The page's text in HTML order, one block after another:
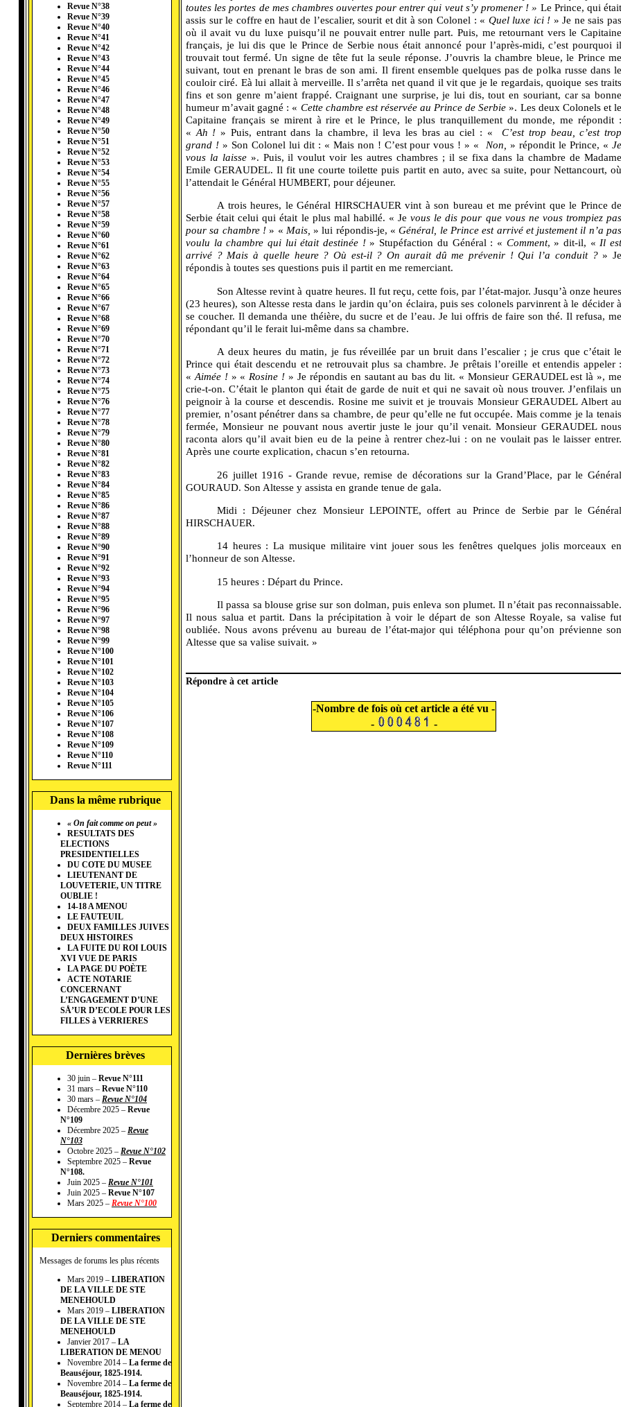
Revue N°38
Revue N°39
Revue N°40
Revue N°41
Revue N°42
Revue N°43
Revue N°44
Revue N°45
Revue N°46
Revue N°47
Revue N°48
Revue N°49
Revue N°50
Revue N°51
Revue N°52
Revue N°53
Revue N°54
Revue N°55
Revue N°56
Revue N°57
Revue N°58
Revue N°59
Revue N°60
Revue N°61
Revue N°62
Revue N°63
Revue N°64
Revue N°65
Revue N°66
Revue N°67
Revue N°68
Revue N°69
Revue N°70
Revue N°71
Revue N°72
Revue N°73
Revue N°74
Revue N°75
Revue N°76
Revue N°77
Revue N°78
Revue N°79
Revue N°80
Revue N°81
Revue N°82
Revue N°83
Revue N°84
Revue N°85
Revue N°86
Revue N°87
Revue N°88
Revue N°89
Revue N°90
Revue N°91
Revue N°92
Revue N°93
Revue N°94
Revue N°95
Revue N°96
Revue N°97
Revue N°98
Revue N°99
Revue N°100
Revue N°101
Revue N°102
Revue N°103
Revue N°104
Revue N°105
Revue N°106
Revue N°107
Revue N°108
Revue N°109
Revue N°110
Revue N°111
Dans la même rubrique
« On fait comme on peut »
RESULTATS DES
ELECTIONS
PRESIDENTIELLES
DU COTE DU MUSEE
LIEUTENANT DE
LOUVETERIE, UN TITRE
OUBLIE !
14-18 A MENOU
LE FAUTEUIL
DEUX FAMILLES JUIVES
DEUX HISTOIRES
LA FUITE DU ROI LOUIS
XVI VUE DE PARIS
LA PAGE DU POÈTE
ACTE NOTARIE
CONCERNANT
L’ENGAGEMENT D’UNE
SÅ’UR D’ECOLE POUR LES
FILLES à VERRIERES
Dernières brèves
30 juin – Revue N°111
31 mars – Revue N°110
30 mars – Revue N°104
Décembre 2025 – Revue
N°109
Décembre 2025 – Revue
N°103
Octobre 2025 – Revue N°102
Septembre 2025 – Revue
N°108.
Juin 2025 – Revue N°101
Juin 2025 – Revue N°107
Mars 2025 – Revue N°100
Derniers commentaires
Messages de forums les plus récents
Mars 2019 – LIBERATION
DE LA VILLE DE STE
MENEHOULD
Mars 2019 – LIBERATION
DE LA VILLE DE STE
MENEHOULD
Janvier 2017 – LA
LIBERATION DE MENOU
Novembre 2014 – La ferme de
Beauséjour, 1825-1914.
Novembre 2014 – La ferme de
Beauséjour, 1825-1914.
Septembre 2014 – La ferme de
toutes les portes de mes chambres ouvertes pour entrer qui veut s’y promener ! » Le Prince, qui était
assis sur le coffre en haut de l’escalier, sourit et dit à son Colonel : « Quel luxe ici ! » Je ne sais pas
où il avait vu du luxe puisqu’il ne pouvait entrer nulle part. Puis, me retournant vers le Capitaine
français, je lui dis que le Prince de Serbie nous était annoncé pour l’après-midi, c’est pourquoi il
trouvait tout fermé. Un signe de tête fut la seule réponse. J’ouvris la chambre bleue, le Prince me
suivant, tout en prenant le bras de son ami. Il firent ensemble quelques pas de polka russe dans le
couloir ciré. Eà lui allait à merveille. Il s’arrêta net quand il vit que je le regardais, quoique ses traits
fins et son genre m’aient frappé. Craignant une surprise, je lui dis, tout en souriant, car sa bonne
humeur m’avait gagné : « Cette chambre est réservée au Prince de Serbie ». Les deux Colonels et le
Capitaine français se mirent à rire et le Prince, le plus tranquillement du monde, me répondit :
« Ah ! » Puis, entrant dans la chambre, il leva les bras au ciel : «
C’est trop beau, c’est trop
grand !» Son Colonel lui dit : « Mais non ! C’est pour vous ! » « Non, » répondit le Prince, «Je
vous la laisse». Puis, il voulut voir les autres chambres ; il se fixa dans la chambre de Madame
Emile GERAUDEL. Il fit une courte toilette puis partit en auto, avec sa suite, pour Nettancourt, où
l’attendait le Général HUMBERT, pour déjeuner.
A trois heures, le Général HIRSCHAUER vint à son bureau et me prévint que le Prince de
Serbie était celui qui était le plus mal habillé. « Je vous le dis pour que vous ne vous trompiez pas
pour sa chambre !» « Mais, » lui répondis-je, «Général, le Prince est arrivé et justement il n’a pas
voulu la chambre qui lui était destinée !» Stupéfaction du Général : « Comment, » dit-il, «Il
arrivé ? Mais à quelle heure ? Où est-il ? On aurait dû me prévenir ! Qui l’a conduit ?» Je
répondis à toutes ses questions puis il partit en me remerciant.
Son Altesse revint à quatre heures. Il fut reçu, cette fois, par l’état-major. Jusqu’à onze heures
(23 heures), son Altesse resta dans le jardin qu’on éclaira, puis ses colonels parvinrent à le décider à
se coucher. Il demanda une théière, du sucre et de l’eau. Je lui offris de faire son thé. Il refusa, me
répondant qu’il le ferait lui-même dans sa chambre.
A deux heures du matin, je fus réveillée par un bruit dans l’escalier ; je crus que c’était le
Prince qui était descendu et ne retrouvait plus sa chambre. Je prêtais l’oreille et entendis appeler :
« Aimée !» « Rosine ! » Je répondis en sautant au bas du lit. « Monsieur GERAUDEL est là », me
crie-t-on. C’était le planton qui était de garde de nuit et qui ne savait où nous trouver. J’enfilais un
peignoir à la course et descendis. Rosine me suivit et je trouvais Monsieur GERAUDEL Albert au
premier, n’osant pénétrer dans sa chambre, de peur qu’elle ne fut occupée. Mais comme je la tenais
fermée, Monsieur ne pouvant nous avertir juste le jour qu’il venait. Monsieur GERAUDEL nous
raconta alors qu’il avait bien eu de la peine à rentrer chez-lui : on ne voulait pas le laisser entrer.
Après une courte explication, chacun s’en retourna.
26 juillet 1916 - Grande revue, remise de décorations sur la Grand’Place, par le Général
GOURAUD. Son Altesse y assista en grande tenue de gala.
Midi : Déjeuner chez Monsieur LEPOINTE, offert au Prince de Serbie par le Général
HIRSCHAUER.
14 heures : La musique militaire vint jouer sous les fenêtres quelques jolis morceaux en
l’honneur de son Altesse.
15 heures : Départ du Prince.
Il passa sa blouse grise sur son dolman, puis enleva son plumet. Il n’était pas reconnaissable.
Il nous salua et partit. Dans la précipitation à voir le départ de son Altesse Royale, sa valise fut
oubliée. Nous avons prévenu au bureau de l’état-major qui téléphona pour qu’on prévienne son
Altesse que sa valise suivait. »
Répondre à cet article
-Nombre de fois où cet article a été vu -
-
-